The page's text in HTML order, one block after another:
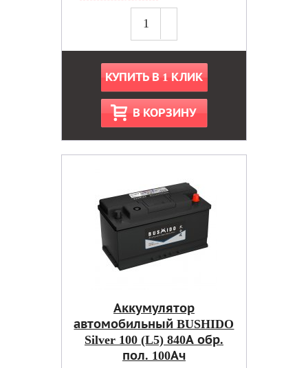
КУПИТЬ В 1 КЛИК
В КОРЗИНУ
Аккумулятор
автомобильный BUSHIDO
Silver 100 (L5) 840А обр.
пол. 100Ач